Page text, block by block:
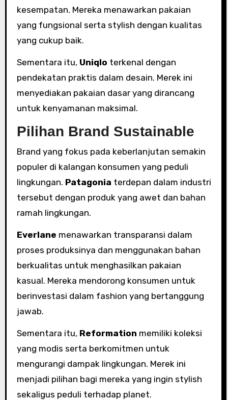
kesempatan. Mereka menawarkan pakaian
yang fungsional serta stylish dengan kualitas
yang cukup baik.
Sementara itu, Uniqlo terkenal dengan
pendekatan praktis dalam desain. Merek ini
menyediakan pakaian dasar yang dirancang
untuk kenyamanan maksimal.
Pilihan Brand Sustainable
Brand yang fokus pada keberlanjutan semakin
populer di kalangan konsumen yang peduli
lingkungan. Patagonia terdepan dalam industri
tersebut dengan produk yang awet dan bahan
ramah lingkungan.
Everlane menawarkan transparansi dalam
proses produksinya dan menggunakan bahan
berkualitas untuk menghasilkan pakaian
kasual. Mereka mendorong konsumen untuk
berinvestasi dalam fashion yang bertanggung
jawab.
Sementara itu, Reformation memiliki koleksi
yang modis serta berkomitmen untuk
mengurangi dampak lingkungan. Merek ini
menjadi pilihan bagi mereka yang ingin stylish
sekaligus peduli terhadap planet.